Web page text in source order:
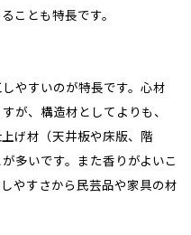
ことも特長です。
やすいのが特長です。心材
が、構造材としてよりも、
げ材（天井板や床版、階
多いです。また香りがよいこ
やすさから民芸品や家具の材